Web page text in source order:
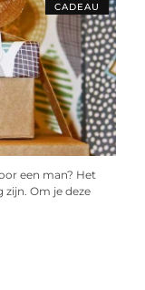
CADEAU
een man? Het
zijn. Om je deze